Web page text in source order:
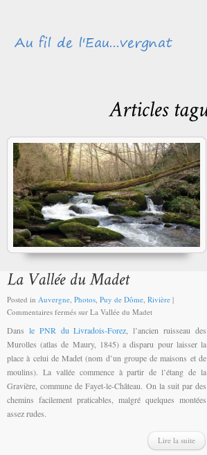
Posted in Auvergne Photos Puy de Dôme Rivière |
Commentaires fermés sur La Vallée du Madet
Dans le PNR du Livradois-Forez , l’ancien ruisseau des
Murolles (atlas de Maury, 1845) a disparu pour laisser la
place à celui de Madet (nom d’un groupe de maisons et de
moulins). La vallée commence à partir de l’étang de la
Gravière, commune de Fayet-le-Château. On la suit par des
chemins facilement praticables, malgré quelques montées
assez rudes.
Lire la suite